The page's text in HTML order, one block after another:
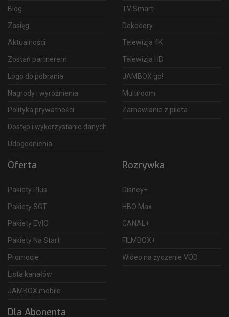
Blog
Zasięg
Aktualności
Zostań partnerem
Logo do pobrania
Nagrody i wyróżnienia
Polityka prywatności
Dostęp i wykorzystanie danych
Udogodnienia
TV Smart
Dekodery
Telewizja 4K
Telewizja HD
JAMBOX go!
Multiroom
Zamawianie z pilota
Oferta
Pakiety Plus
Pakiety SGT
Pakiety EVIO
Pakiety Na Start
Promocje
Lista kanałów
JAMBOX mobile
Rozrywka
Disney+
HBO Max
CANAL+
FILMBOX+
Wideo na życzenie VOD
Dla Abonenta